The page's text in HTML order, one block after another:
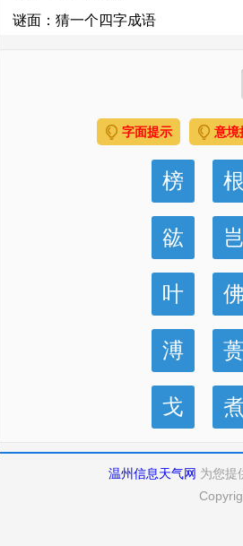
谜面：猜一个四字成语
字面提示 意境
榜 根
谹 岂
叶 佛
溥 蒉
戈 煮
温州信息天气网 为您提